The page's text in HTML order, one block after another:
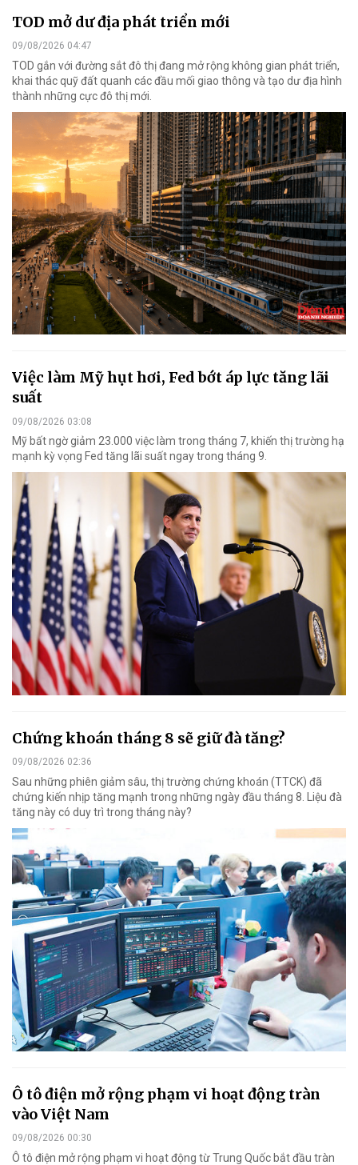
TOD mở dư địa phát triển mới
09/08/2026 04:47
TOD gắn với đường sắt đô thị đang mở rộng không gian phát triển,
khai thác quỹ đất quanh các đầu mối giao thông và tạo dư địa hình
thành những cực đô thị mới.
Việc làm Mỹ hụt hơi, Fed bớt áp lực tăng lãi
suất
09/08/2026 03:08
Mỹ bất ngờ giảm 23.000 việc làm trong tháng 7, khiến thị trường hạ
mạnh kỳ vọng Fed tăng lãi suất ngay trong tháng 9.
Chứng khoán tháng 8 sẽ giữ đà tăng?
09/08/2026 02:36
Sau những phiên giảm sâu, thị trường chứng khoán (TTCK) đã
chứng kiến nhịp tăng mạnh trong những ngày đầu tháng 8. Liệu đà
tăng này có duy trì trong tháng này?
Ô tô điện mở rộng phạm vi hoạt động tràn
vào Việt Nam
09/08/2026 00:30
Ô tô điện mở rộng phạm vi hoạt động từ Trung Quốc bắt đầu tràn